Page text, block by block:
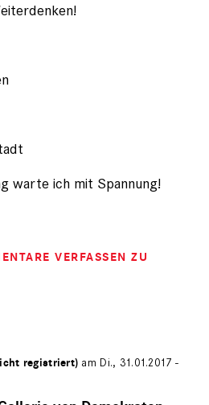
warte ich mit Spannung!
VERFASSEN ZU
registriert) am Di., 31.01.2017 -